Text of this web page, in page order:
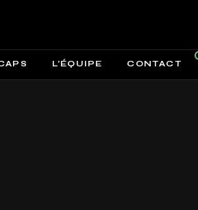
L’ÉQUIPE CONTACT